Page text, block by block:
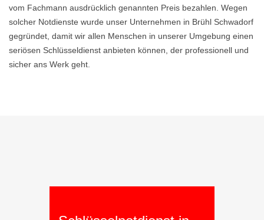
vom Fachmann ausdrücklich genannten Preis bezahlen. Wegen
solcher Notdienste wurde unser Unternehmen in Brühl Schwadorf
gegründet, damit wir allen Menschen in unserer Umgebung einen
seriösen Schlüsseldienst anbieten können, der professionell und
sicher ans Werk geht.